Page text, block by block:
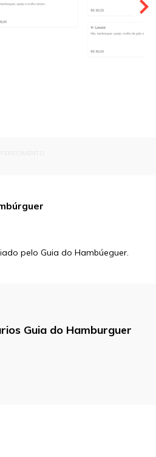
pelo Guia do Hambúeguer.
Guia do Hamburguer